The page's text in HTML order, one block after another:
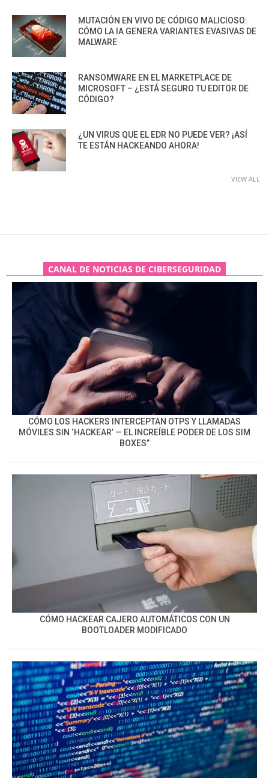
MUTACIÓN EN VIVO DE CÓDIGO MALICIOSO:
CÓMO LA IA GENERA VARIANTES EVASIVAS DE
MALWARE
RANSOMWARE EN EL MARKETPLACE DE
MICROSOFT – ¿ESTÁ SEGURO TU EDITOR DE
CÓDIGO?
¿UN VIRUS QUE EL EDR NO PUEDE VER? ¡ASÍ
TE ESTÁN HACKEANDO AHORA!
VIEW ALL
CANAL DE NOTICIAS DE CIBERSEGURIDAD
CÓMO LOS HACKERS INTERCEPTAN OTPS Y LLAMADAS
MÓVILES SIN ‘HACKEAR’ — EL INCREÍBLE PODER DE LOS SIM
BOXES”
CÓMO HACKEAR CAJERO AUTOMÁTICOS CON UN
BOOTLOADER MODIFICADO